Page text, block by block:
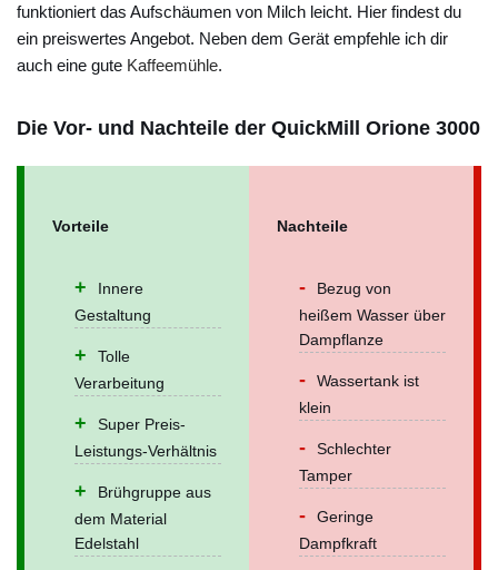
funktioniert das Aufschäumen von Milch leicht. Hier findest du
ein preiswertes Angebot. Neben dem Gerät empfehle ich dir
auch eine gute Kaffeemühle.
Die Vor- und Nachteile der QuickMill Orione 3000
Vorteile
Innere
Gestaltung
Tolle
Verarbeitung
Super Preis-
Leistungs-Verhältnis
Brühgruppe aus
dem Material
Edelstahl
Nachteile
Bezug von
heißem Wasser über
Dampflanze
Wassertank ist
klein
Schlechter
Tamper
Geringe
Dampfkraft